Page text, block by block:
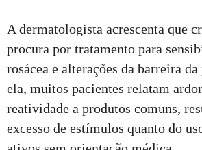
A dermatologista acrescenta que
procura por tratamento para
rosácea e alterações da barreira
ela, muitos pacientes relatam
reatividade a produtos comuns,
excesso de estímulos quanto do